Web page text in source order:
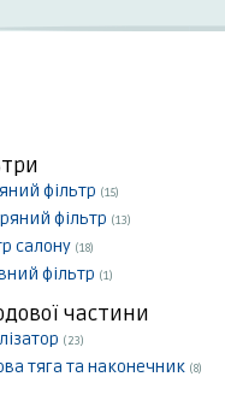
фільтр (15)
фільтр (13)
салону (18)
фільтр (1)
частини
(23)
тяга та наконечник (8)